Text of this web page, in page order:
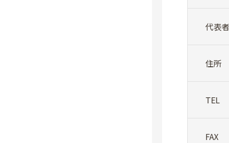
代表者
住所
TEL
FAX